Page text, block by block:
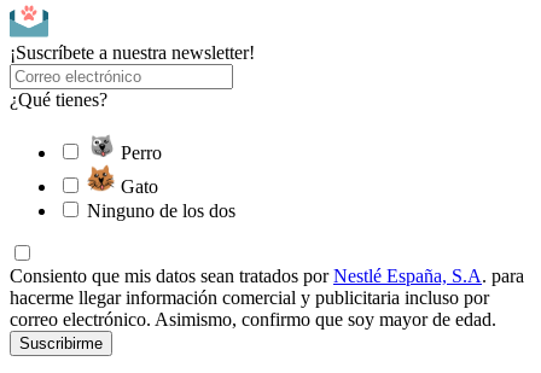
¡Suscríbete a nuestra newsletter!
¿Qué tienes?
Perro
Gato
Ninguno de los dos
Consiento que mis datos sean tratados porNestlé España, S.A. para
hacerme llegar información comercial y publicitaria incluso por
correo electrónico. Asimismo, confirmo que soy mayor de edad.
Suscribirme